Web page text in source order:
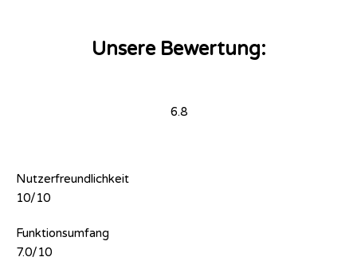
Unsere Bewertung:
6.8
Nutzerfreundlichkeit
10/10
Funktionsumfang
7.0/10